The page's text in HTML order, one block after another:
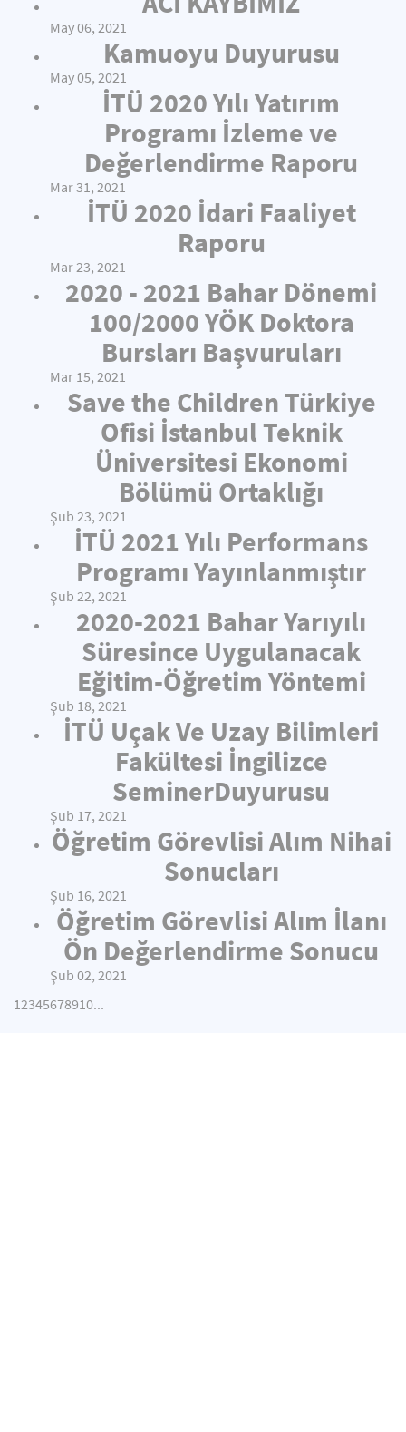
May 06, 2021
Kamuoyu Duyurusu
May 05, 2021
İTÜ 2020 Yılı Yatırım
Programı İzleme ve
Değerlendirme Raporu
Mar 31, 2021
İTÜ 2020 İdari Faaliyet
Raporu
Mar 23, 2021
2020 - 2021 Bahar Dönemi
100/2000 YÖK Doktora
Bursları Başvuruları
Mar 15, 2021
Save the Children Türkiye
Ofisi İstanbul Teknik
Üniversitesi Ekonomi
Bölümü Ortaklığı
Şub 23, 2021
İTÜ 2021 Yılı Performans
Programı Yayınlanmıştır
Şub 22, 2021
2020-2021 Bahar Yarıyılı
Süresince Uygulanacak
Eğitim-Öğretim Yöntemi
Şub 18, 2021
İTÜ Uçak Ve Uzay Bilimleri
Fakültesi İngilizce
SeminerDuyurusu
Şub 17, 2021
Öğretim Görevlisi Alım Nihai
Sonucları
Şub 16, 2021
Öğretim Görevlisi Alım İlanı
Ön Değerlendirme Sonucu
Şub 02, 2021
12345678910...